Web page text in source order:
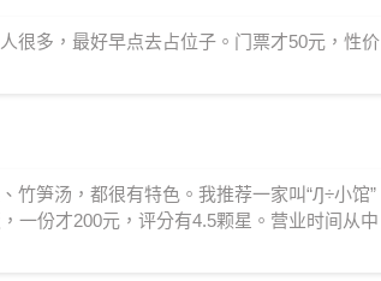
很多，最好早点去占位子。门票才50元，性价
竹笋汤，都很有特色。我推荐一家叫“Ԓ÷小馆”
一份才200元，评分有4.5颗星。营业时间从中